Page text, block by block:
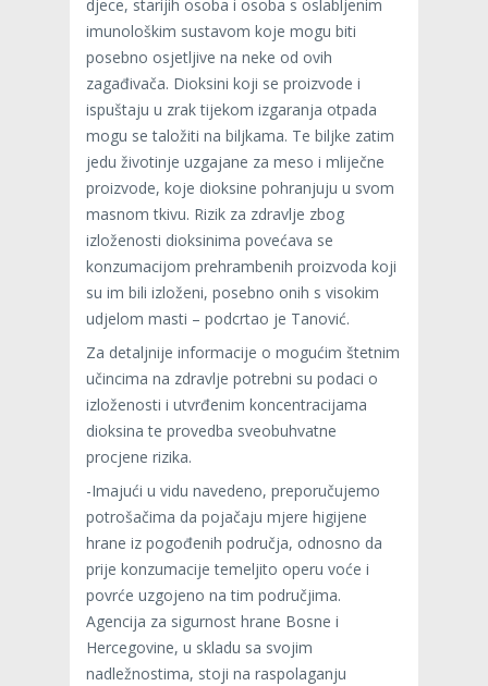
djece, starijih osoba i osoba s oslabljenim
imunološkim sustavom koje mogu biti
posebno osjetljive na neke od ovih
zagađivača. Dioksini koji se proizvode i
ispuštaju u zrak tijekom izgaranja otpada
mogu se taložiti na biljkama. Te biljke zatim
jedu životinje uzgajane za meso i mliječne
proizvode, koje dioksine pohranjuju u svom
masnom tkivu. Rizik za zdravlje zbog
izloženosti dioksinima povećava se
konzumacijom prehrambenih proizvoda koji
su im bili izloženi, posebno onih s visokim
udjelom masti – podcrtao je Tanović.
Za detaljnije informacije o mogućim štetnim
učincima na zdravlje potrebni su podaci o
izloženosti i utvrđenim koncentracijama
dioksina te provedba sveobuhvatne
procjene rizika.
-Imajući u vidu navedeno, preporučujemo
potrošačima da pojačaju mjere higijene
hrane iz pogođenih područja, odnosno da
prije konzumacije temeljito operu voće i
povrće uzgojeno na tim područjima.
Agencija za sigurnost hrane Bosne i
Hercegovine, u skladu sa svojim
nadležnostima, stoji na raspolaganju